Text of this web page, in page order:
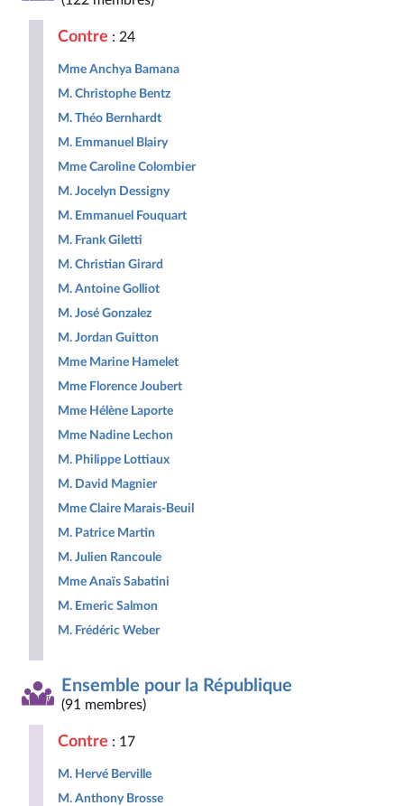
Républicaine
Contre : 24
Mme Anchya Bamana
M. Christophe Bentz
M. Théo Bernhardt
M. Emmanuel Blairy
Mme Caroline Colombier
M. Jocelyn Dessigny
M. Emmanuel Fouquart
M. Frank Giletti
M. Christian Girard
M. Antoine Golliot
M. José Gonzalez
M. Jordan Guitton
Mme Marine Hamelet
Mme Florence Joubert
Mme Hélène Laporte
Mme Nadine Lechon
M. Philippe Lottiaux
M. David Magnier
Mme Claire Marais-Beuil
M. Patrice Martin
M. Julien Rancoule
Mme Anaïs Sabatini
M. Emeric Salmon
M. Frédéric Weber
Ensemble pour la République
(91 membres)
Contre : 17
M. Hervé Berville
M. Anthony Brosse